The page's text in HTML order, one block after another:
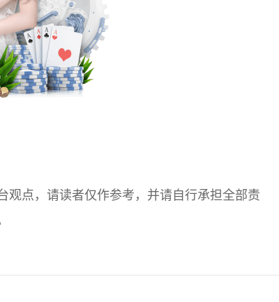
观点，请读者仅作参考，并请自行承担全部责